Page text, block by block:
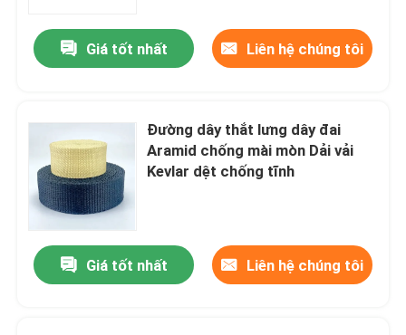
Giá tốt nhất Liên hệ chúng tôi
Đường dây thắt lưng dây đai
Aramid chống mài mòn Dải vải
Kevlar dệt chống tĩnh
Giá tốt nhất Liên hệ chúng tôi